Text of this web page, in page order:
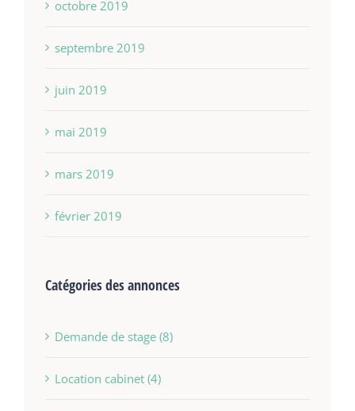
octobre 2019
septembre 2019
juin 2019
mai 2019
mars 2019
février 2019
Catégories des annonces
Demande de stage (8)
Location cabinet (4)